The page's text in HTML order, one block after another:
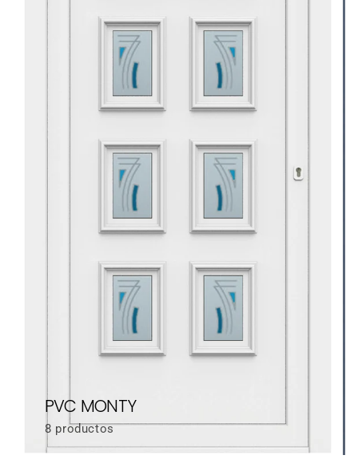
PVC MONTY
8 productos